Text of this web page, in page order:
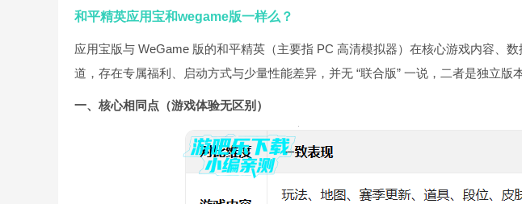
和平精英应用宝和wegame版一样么？
应用宝版与 WeGame 版的和平精英（主要指 PC 高清模拟器）在核心游戏内容、
道，存在专属福利、启动方式与少量性能差异，并无 “联合版” 一说，二者是独立版本
一、核心相同点（游戏体验无区别）